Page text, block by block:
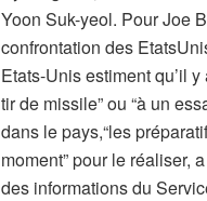
Yoon Suk-yeol. Pour Joe
confrontation des
Etats-Unis estiment qu’il
tir de missile” ou “à un
dans le pays,“les
moment” pour le réaliser,
des informations du